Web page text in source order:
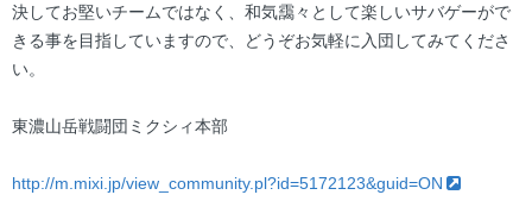
決してお堅いチームではなく、和気靄々として楽しいサバゲーがで
きる事を目指していますので、どうぞお気軽に入団してみてくださ
い。
東濃山岳戦闘団ミクシィ本部
http://m.mixi.jp/view_community.pl?id=5172123&guid=ON